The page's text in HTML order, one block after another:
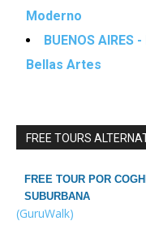
Moderno
BUENOS
Bellas Artes
FREE TOURS
FREE TOUR POR
SUBURBANA
(GuruWalk)